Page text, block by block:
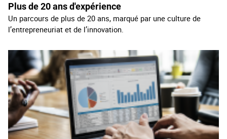
Plus de 20 ans d'expérience
Un parcours de plus de 20 ans, marqué par une culture de
l’entrepreneuriat et de l’innovation.